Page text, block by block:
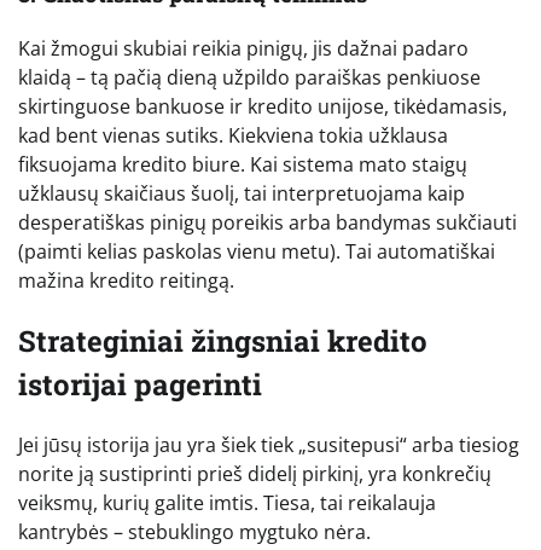
Kai žmogui skubiai reikia pinigų, jis dažnai padaro
klaidą – tą pačią dieną užpildo paraiškas penkiuose
skirtinguose bankuose ir kredito unijose, tikėdamasis,
kad bent vienas sutiks. Kiekviena tokia užklausa
fiksuojama kredito biure. Kai sistema mato staigų
užklausų skaičiaus šuolį, tai interpretuojama kaip
desperatiškas pinigų poreikis arba bandymas sukčiauti
(paimti kelias paskolas vienu metu). Tai automatiškai
mažina kredito reitingą.
Strateginiai žingsniai kredito
istorijai pagerinti
Jei jūsų istorija jau yra šiek tiek „susitepusi“ arba tiesiog
norite ją sustiprinti prieš didelį pirkinį, yra konkrečių
veiksmų, kurių galite imtis. Tiesa, tai reikalauja
kantrybės – stebuklingo mygtuko nėra.